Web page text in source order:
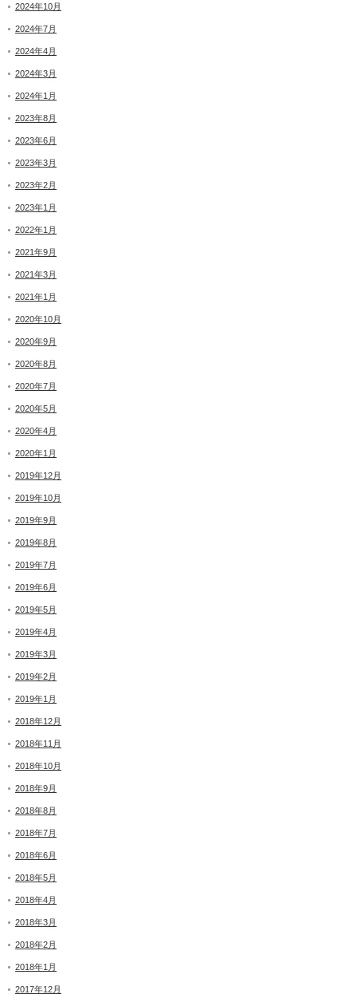
2024年10月
2024年7月
2024年4月
2024年3月
2024年1月
2023年8月
2023年6月
2023年3月
2023年2月
2023年1月
2022年1月
2021年9月
2021年3月
2021年1月
2020年10月
2020年9月
2020年8月
2020年7月
2020年5月
2020年4月
2020年1月
2019年12月
2019年10月
2019年9月
2019年8月
2019年7月
2019年6月
2019年5月
2019年4月
2019年3月
2019年2月
2019年1月
2018年12月
2018年11月
2018年10月
2018年9月
2018年8月
2018年7月
2018年6月
2018年5月
2018年4月
2018年3月
2018年2月
2018年1月
2017年12月